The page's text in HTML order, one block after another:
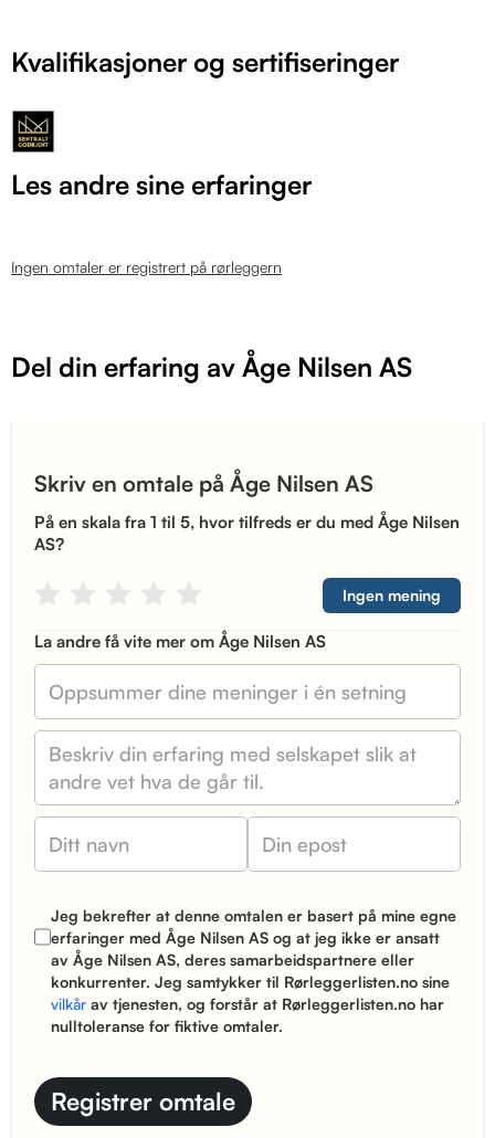
Kvalifikasjoner og sertifiseringer
Les andre sine erfaringer
Ingen omtaler er registrert på rørleggern
Del din erfaring av Åge Nilsen AS
Skriv en omtale på Åge Nilsen AS
På en skala fra 1 til 5, hvor tilfreds er du med Åge Nilsen
AS?
Ingen mening
La andre få vite mer om Åge Nilsen AS
Jeg bekrefter at denne omtalen er basert på mine egne
erfaringer med Åge Nilsen AS og at jeg ikke er ansatt
av Åge Nilsen AS, deres samarbeidspartnere eller
konkurrenter. Jeg samtykker til Rørleggerlisten.no sine
vilkårav tjenesten, og forstår at Rørleggerlisten.no har
nulltoleranse for fiktive omtaler.